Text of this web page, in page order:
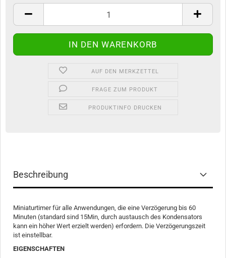
AUF DEN MERKZETTEL
FRAGE ZUM PRODUKT
PRODUKTINFO DRUCKEN
Beschreibung
Miniaturtimer für alle Anwendungen, die eine Verzögerung bis 60
Minuten (standard sind 15Min, durch austausch des Kondensators
kann ein höher Wert erzielt werden) erfordern. Die Verzögerungszeit
ist einstellbar.
EIGENSCHAFTEN